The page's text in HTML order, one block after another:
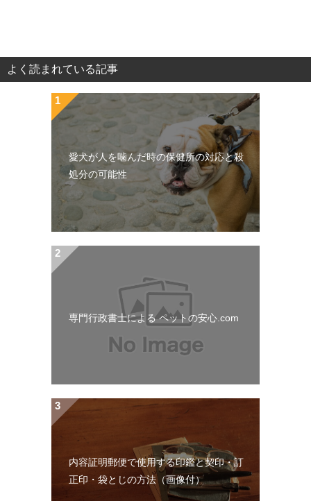
よく読まれている記事
愛犬が人を噛んだ時の保健所の対応と殺
処分の可能性
専門行政書士による ペットの安心.com
内容証明郵便で使用する印鑑と契印・訂
正印・袋とじの方法（画像付）